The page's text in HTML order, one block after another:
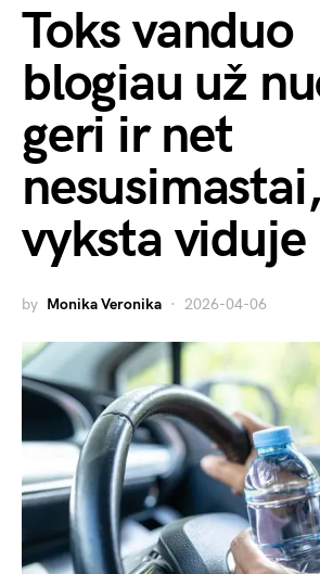
Toks vanduo
blogiau už
geri ir net
vyksta viduje
by Monika Veronika 2026-04-06